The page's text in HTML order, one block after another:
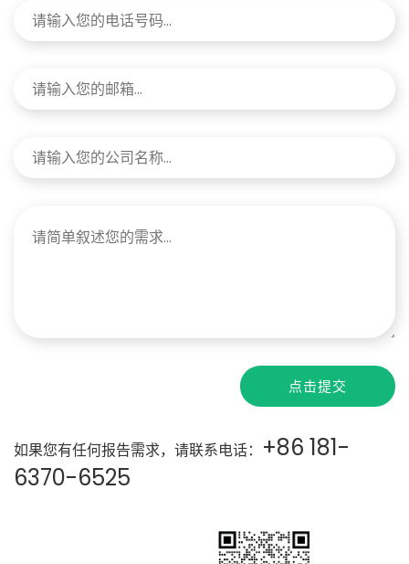
点击提交
如果您有任何报告需求，请联系电话： +86 181-
6370-6525